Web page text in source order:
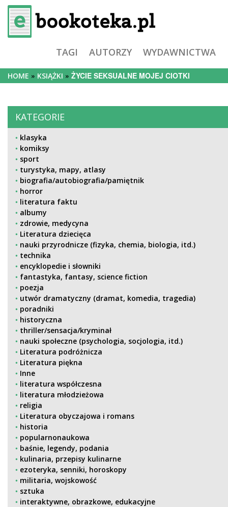
TAGI AUTORZY WYDAWNICTWA
HOME KSIĄŻKI ŻYCIE SEKSUALNE MOJEJ CIOTKI
KATEGORIE
klasyka
komiksy
sport
turystyka, mapy, atlasy
biografia/autobiografia/pamiętnik
horror
literatura faktu
albumy
zdrowie, medycyna
Literatura dziecięca
nauki przyrodnicze (fizyka, chemia, biologia, itd.)
technika
encyklopedie i słowniki
fantastyka, fantasy, science fiction
poezja
utwór dramatyczny (dramat, komedia, tragedia)
poradniki
historyczna
thriller/sensacja/kryminał
nauki społeczne (psychologia, socjologia, itd.)
Literatura podróżnicza
Literatura piękna
Inne
literatura współczesna
literatura młodzieżowa
religia
Literatura obyczajowa i romans
historia
popularnonaukowa
baśnie, legendy, podania
kulinaria, przepisy kulinarne
ezoteryka, senniki, horoskopy
militaria, wojskowość
sztuka
interaktywne, obrazkowe, edukacyjne